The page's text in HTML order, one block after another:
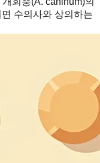
수의사와 상의하는